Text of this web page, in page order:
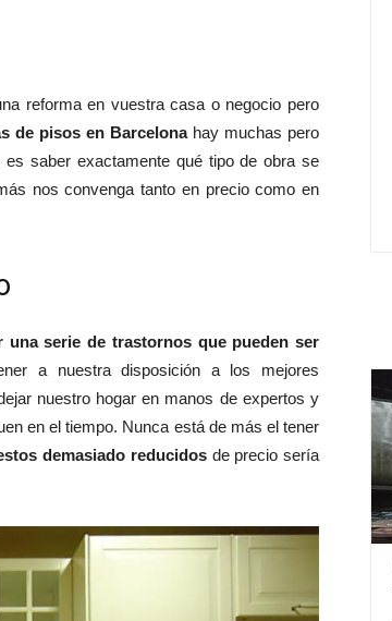
reforma en vuestra casa o negocio pero
de pisos en Barcelonahay muchas pero
saber exactamente qué tipo de obra se
nos convenga tanto en precio como en
una serie de trastornos que pueden ser
a nuestra disposición a los mejores
nuestro hogar en manos de expertos y
en el tiempo. Nunca está de más el tener
demasiado reducidosde precio sería